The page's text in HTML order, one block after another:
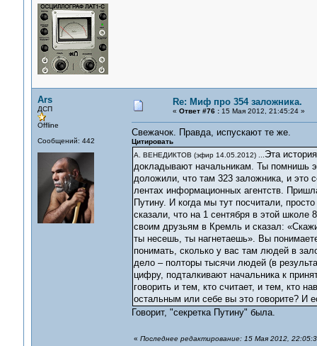
Ars
ДСП
Offline
Сообщений: 442
Re: Миф про 354 заложника.
« Ответ #76 :15 Мая 2012, 21:45:24 »
Свежачок. Правда, испускают те же.
Цитировать
А. ВЕНЕДИКТОВ (эфир 14.05.2012) ...
Эта
докладывают начальникам. Ты помнишь
доложили, что там 323 заложника, и это
лентах информационных агентств.
Путину. И когда мы тут посчитали,
сказали, что на 1 сентября в этой
своим друзьям в Кремль и сказал:
ты несешь, ты нагнетаешь». Вы
понимать, сколько у вас там людей в
дело – полторы тысячи людей (в
цифру, подталкивают начальника к
говорить и тем, кто считает, и тем, кто
остальным или себе вы это говорите?
Говорит, "секретка Путину" была.
« Последнее редактирование: 15 Мая 2012,